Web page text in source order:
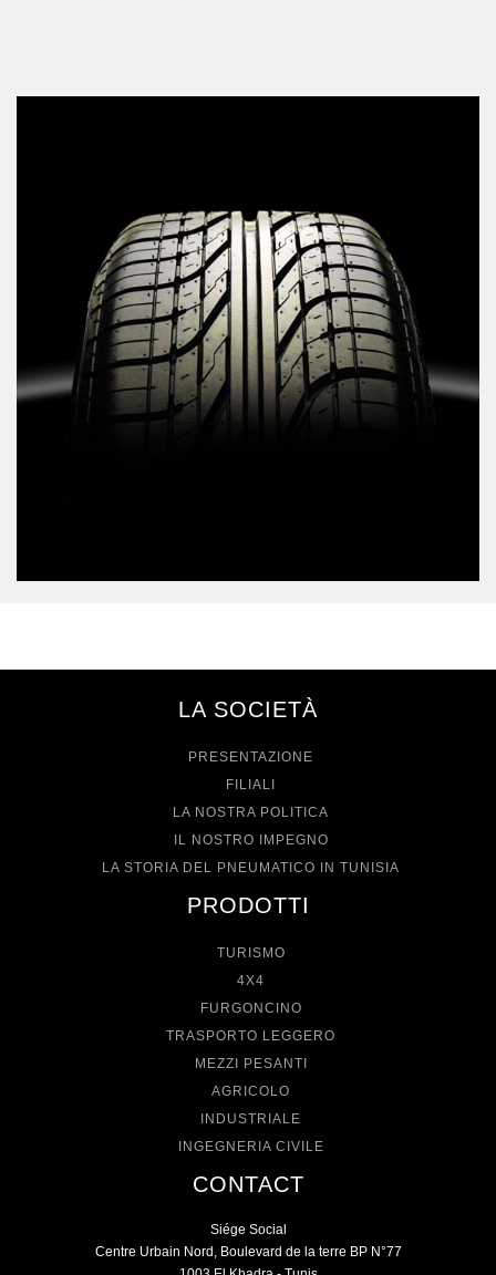
LA SOCIETÀ
PRESENTAZIONE
FILIALI
LA NOSTRA POLITICA
IL NOSTRO IMPEGNO
LA STORIA DEL PNEUMATICO IN TUNISIA
PRODOTTI
TURISMO
4X4
FURGONCINO
TRASPORTO LEGGERO
MEZZI PESANTI
AGRICOLO
INDUSTRIALE
INGEGNERIA CIVILE
CONTACT
Siége Social
Centre Urbain Nord, Boulevard de la terre BP N°77